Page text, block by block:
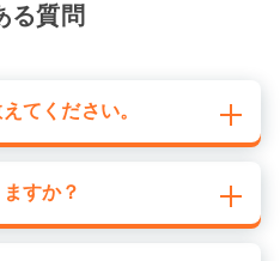
る質問
てください。
すか？